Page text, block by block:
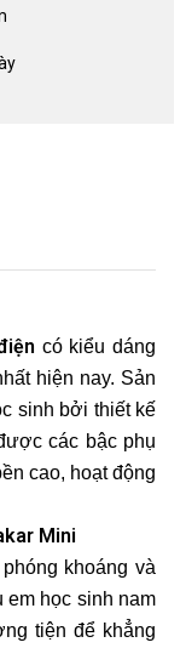
có kiểu dáng
hiện nay. Sản
sinh bởi thiết kế
các bậc phụ
cao, hoạt động
Mini
khoáng và
học sinh nam
tiện để khẳng